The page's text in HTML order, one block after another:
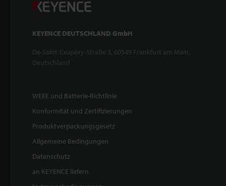
KEYENCE DEUTSCHLAND GmbH
De-Saint-Exupéry-Straße 3, 60549 Frankfurt am Main,
Deutschland
WEEE und Batterie-Richtlinie
Konformität und Zertifizierungen
Produktverpackungsgesetz
Allgemeine Bedingungen
Datenschutz
an KEYENCE liefern